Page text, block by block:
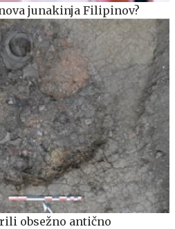
junakinja Filipinov?
obsežno antično